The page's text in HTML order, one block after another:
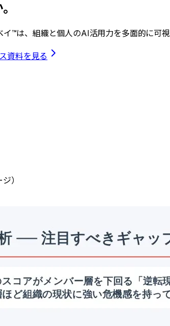
™は、組織と個人のAI活用力を多面的に可
資料を見る
）